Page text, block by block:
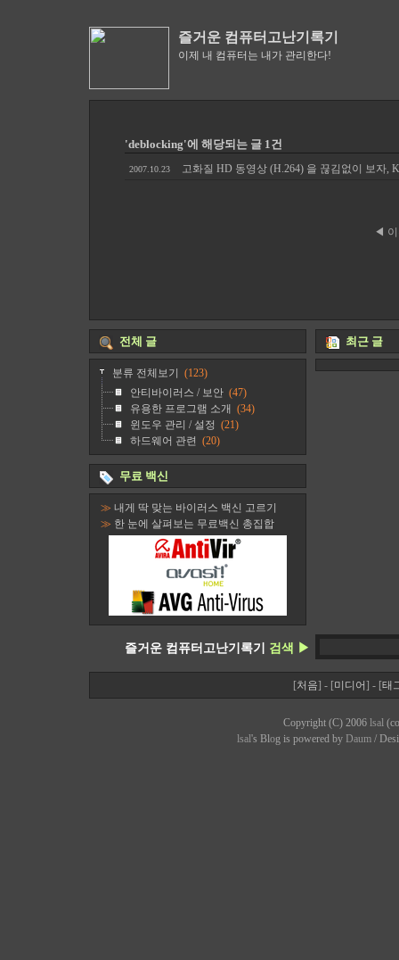
즐거운 컴퓨터고난기록기
이제 내 컴퓨터는 내가 관리한다!
'deblocking'에 해당되는 글 1건
2007.10.23 고화질 HD 동영상 (H.264) 을 끊김없이 보자,
◀
전체 글
분류 전체보기
(123)
안티바이러스 / 보안 (47)
유용한 프로그램 소개 (34)
윈도우 관리 / 설정 (21)
하드웨어 관련 (20)
무료 백신
≫ 내게 딱 맞는 바이러스 백신 고르기
≫ 한 눈에 살펴보는 무료백신 총집합
최근 글
즐거운 컴퓨터고난기록기 검색 ▶
[처음] - [미디어] - [태
Copyright (C) 2006 lsal
lsal's Blog is powered by Daum/